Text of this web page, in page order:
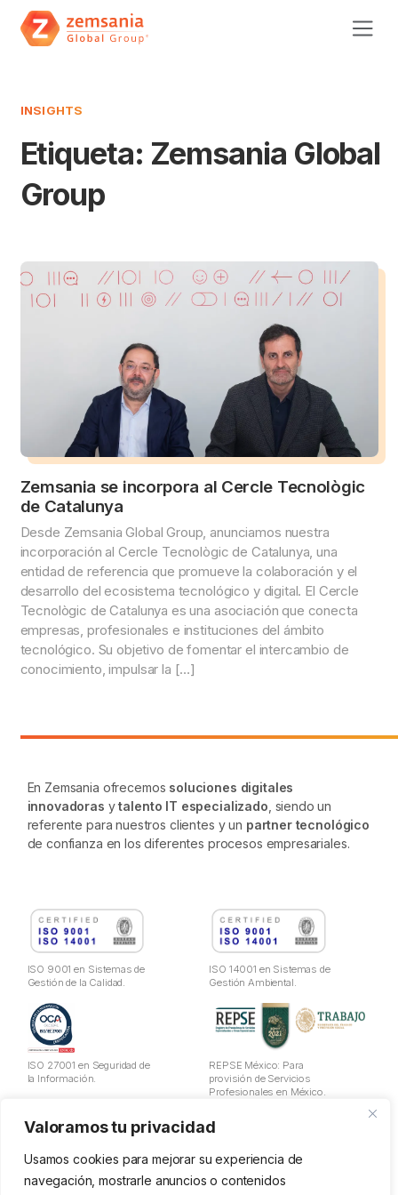
Valoramos tu privacidad
Usamos cookies para mejorar su experiencia de
navegación, mostrarle anuncios o contenidos
INSIGHTS
Etiqueta: Zemsania Global
Group
Zemsania se incorpora al Cercle Tecnològic
de Catalunya
Desde Zemsania Global Group, anunciamos nuestra
incorporación al Cercle Tecnològic de Catalunya, una
entidad de referencia que promueve la colaboración y el
desarrollo del ecosistema tecnológico y digital. El Cercle
Tecnològic de Catalunya es una asociación que conecta
empresas, profesionales e instituciones del ámbito
tecnológico. Su objetivo de fomentar el intercambio de
conocimiento, impulsar la […]
En Zemsania ofrecemos soluciones digitales
innovadoras ytalento IT especializado , siendo un
referente para nuestros clientes y un partner tecnológico
de confianza en los diferentes procesos empresariales.
ISO 9001 en Sistemas de
Gestión de la Calidad.
ISO 14001 en Sistemas de
Gestión Ambiental.
ISO 27001 en Seguridad de
la Información.
REPSE México: Para
provisión de Servicios
Profesionales en México.
Política de Privacidad
Cookies